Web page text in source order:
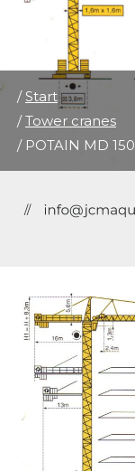
/Start
/Tower cranes
/ POTAIN MD 150
//